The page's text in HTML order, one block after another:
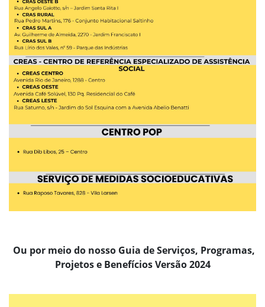
Ou por meio do nosso Guia de Serviços, Programas,
Projetos e Benefícios Versão 2024